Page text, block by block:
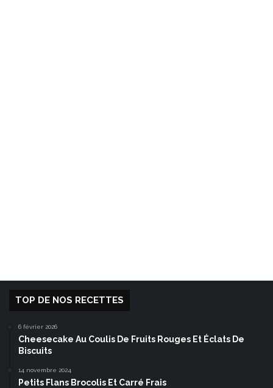
TOP DE NOS RECETTES
6 février 2026
Cheesecake Au Coulis De Fruits Rouges Et Éclats De
Biscuits
14 novembre 2024
Petits Flans Brocolis Et Carré Frais